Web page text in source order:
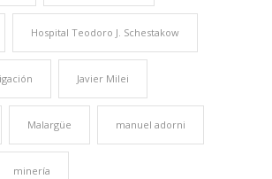
Hospital Teodoro J. Schestakow
Javier Milei
Malargüe manuel adorni
minería